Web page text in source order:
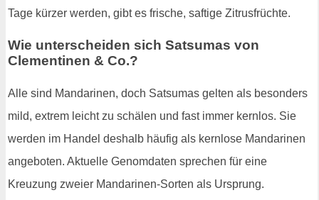
Tage kürzer werden, gibt es frische, saftige Zitrusfrüchte.
Wie unterscheiden sich Satsumas von
Clementinen & Co.?
Alle sind Mandarinen, doch Satsumas gelten als besonders
mild, extrem leicht zu schälen und fast immer kernlos. Sie
werden im Handel deshalb häufig als kernlose Mandarinen
angeboten. Aktuelle Genomdaten sprechen für eine
Kreuzung zweier Mandarinen-Sorten als Ursprung.